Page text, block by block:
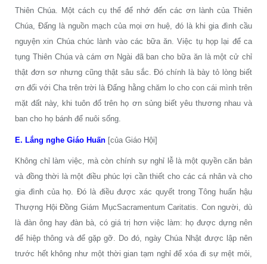
Thiên Chúa. Một cách cụ thể để nhớ đến các ơn lành của Thiên
Chúa, Đấng là nguồn mạch của mọi ơn huệ, đó là khi gia đình cầu
nguyện xin Chúa chúc lành vào các bữa ăn. Việc tụ họp lại để ca
tụng Thiên Chúa và cám ơn Ngài đã ban cho bữa ăn là một cử chỉ
thật đơn sơ nhưng cũng thật sâu sắc. Đó chính là bày tỏ lòng biết
ơn đối với Cha trên trời là Đấng hằng chăm lo cho con cái mình trên
mặt đất này, khi tuôn đổ trên họ ơn sủng biết yêu thương nhau và
ban cho họ bánh để nuôi sống.
E. Lắng nghe Giáo Huấn [của Giáo Hội]
Không chỉ làm việc, mà còn chính sự nghỉ lễ là một quyền căn bản
và đồng thời là một điều phúc lợi cần thiết cho các cá nhân và cho
gia đình của họ. Đó là điều được xác quyết trong Tông huấn hậu
Thượng Hội Đồng Giám MụcSacramentum Caritatis. Con người, dù
là đàn ông hay đàn bà, có giá trị hơn việc làm: họ được dựng nên
để hiệp thông và để gặp gỡ. Do đó, ngày Chúa Nhật được lập nên
trước hết không như một thời gian tạm nghỉ để xóa đi sự mệt mỏi,